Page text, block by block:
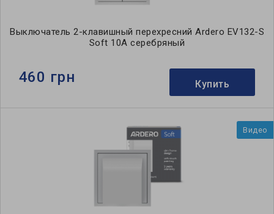
Выключатель 2-клавишный перехресний Ardero EV132-S
Soft 10А серебряный
460 грн Купить
Видео